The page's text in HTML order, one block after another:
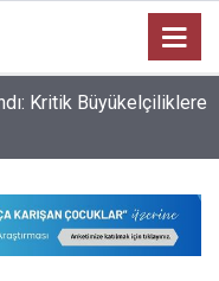
Kritik Büyükelçiliklere